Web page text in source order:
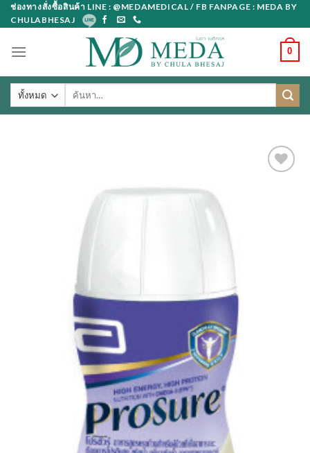
Skip
to
ช่องทางสั่งซื้อสินค้า LINE : @MEDAMEDICAL / FB FANPAGE : MEDA BY
CHULABHESAJ
0
ค้นหา: